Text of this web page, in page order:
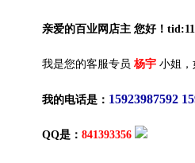
亲爱的百业网店主 您好！
我是您的客服专员 杨宇 小姐
我的电话是： 15923987592
QQ是： 841393356